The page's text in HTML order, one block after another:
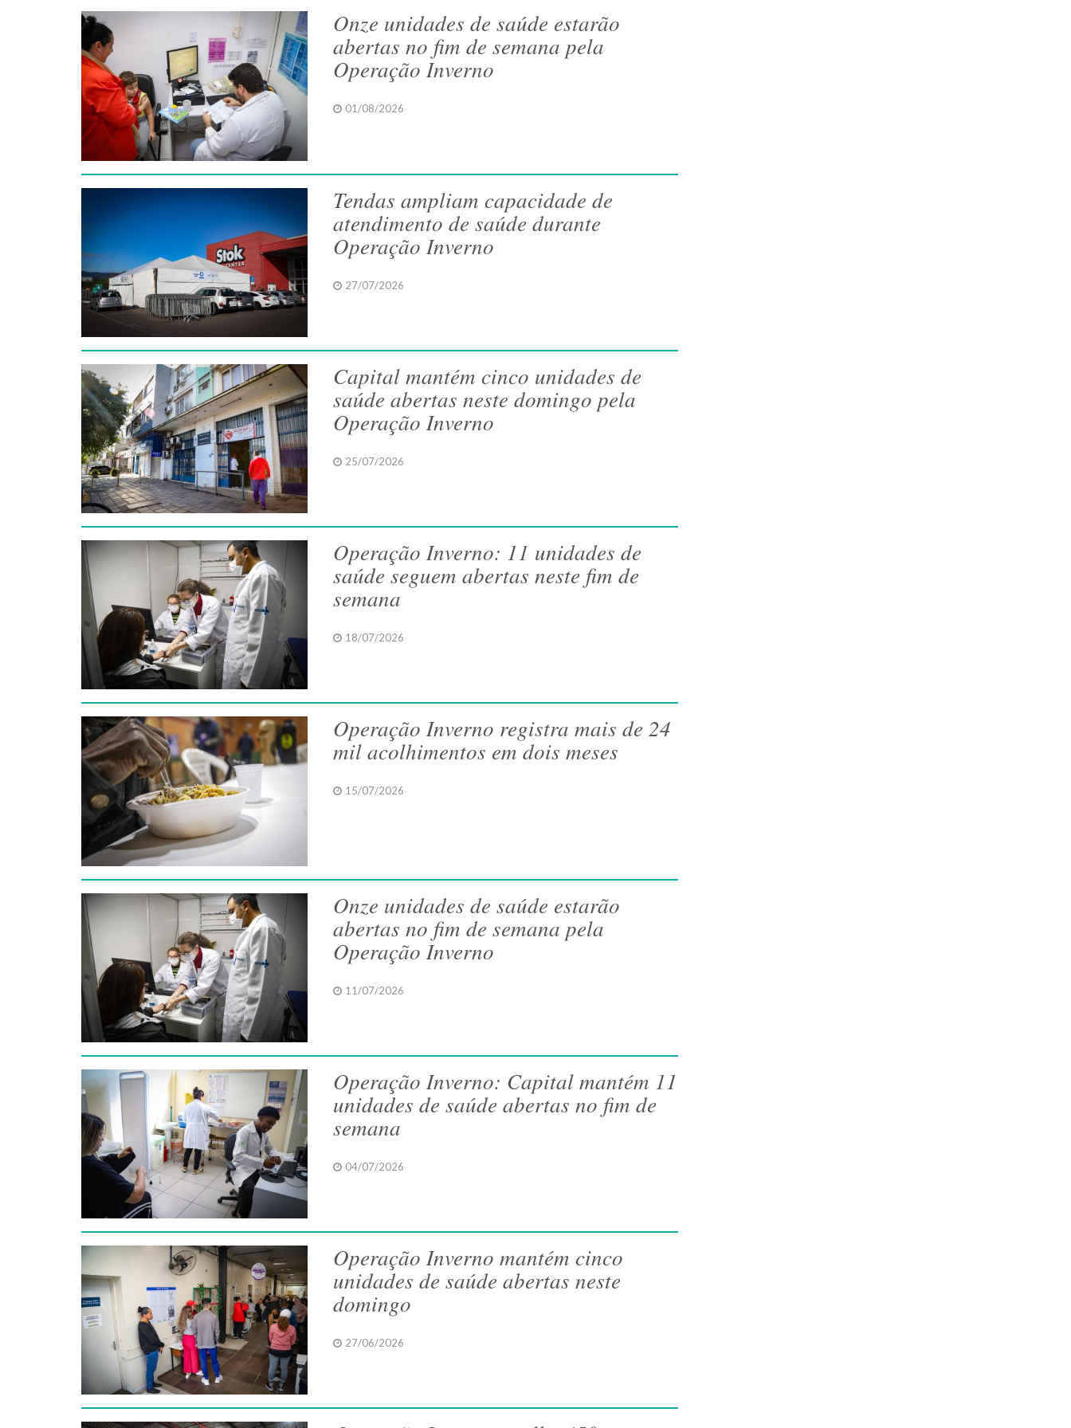
Onze unidades de saúde estarão
abertas no fim de semana pela
Operação Inverno
01/08/2026
Tendas ampliam capacidade de
atendimento de saúde durante
Operação Inverno
27/07/2026
Capital mantém cinco unidades de
saúde abertas neste domingo pela
Operação Inverno
25/07/2026
Operação Inverno: 11 unidades de
saúde seguem abertas neste fim de
semana
18/07/2026
Operação Inverno registra mais de 24
mil acolhimentos em dois meses
15/07/2026
Onze unidades de saúde estarão
abertas no fim de semana pela
Operação Inverno
11/07/2026
Operação Inverno: Capital mantém 11
unidades de saúde abertas no fim de
semana
04/07/2026
Operação Inverno mantém cinco
unidades de saúde abertas neste
domingo
27/06/2026